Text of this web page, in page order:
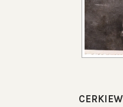
CERKIEW